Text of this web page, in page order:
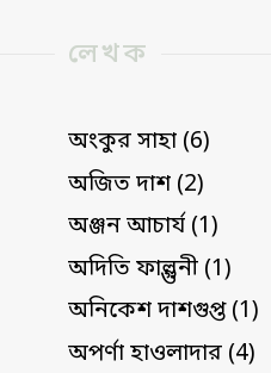
লেখক
অংকুর সাহা (6)
অজিত দাশ (2)
অঞ্জন আচার্য (1)
অদিতি ফাল্গুনী (1)
অনিকেশ দাশগুপ্ত (1)
অপর্ণা হাওলাদার (4)